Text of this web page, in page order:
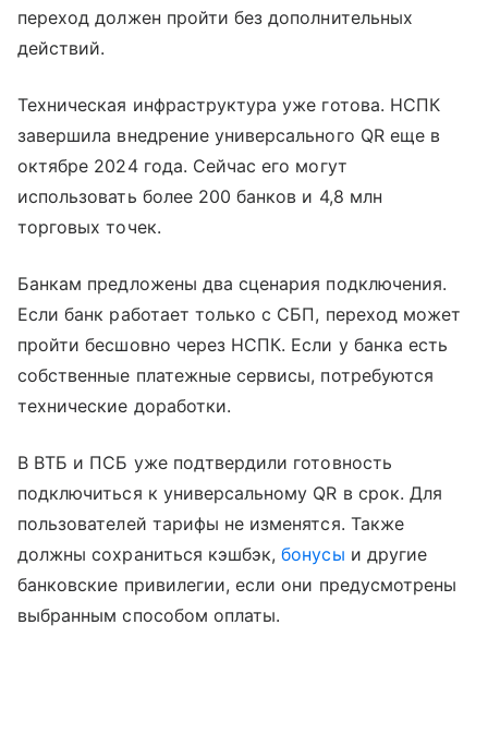
переход должен пройти без дополнительных
действий.
Техническая инфраструктура уже готова. НСПК
завершила внедрение универсального QR еще в
октябре 2024 года. Сейчас его могут
использовать более 200 банков и 4,8 млн
торговых точек.
Банкам предложены два сценария подключения.
Если банк работает только с СБП, переход может
пройти бесшовно через НСПК. Если у банка есть
собственные платежные сервисы, потребуются
технические доработки.
В ВТБ и ПСБ уже подтвердили готовность
подключиться к универсальному QR в срок. Для
пользователей тарифы не изменятся. Также
должны сохраниться кэшбэк,бонусы и другие
банковские привилегии, если они предусмотрены
выбранным способом оплаты.